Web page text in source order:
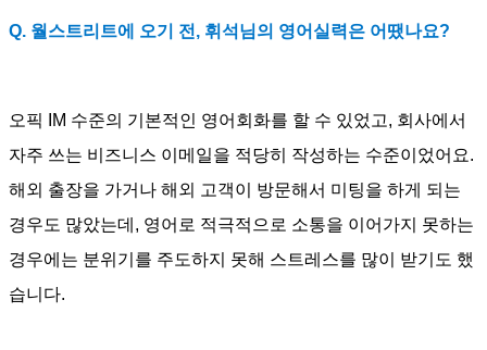
Q. 월스트리트에 오기 전, 휘석님의 영어실력은 어땠나요?
오픽 IM 수준의 기본적인 영어회화를 할 수 있었고, 회사에서
자주 쓰는 비즈니스 이메일을 적당히 작성하는 수준이었어요.
해외 출장을 가거나 해외 고객이 방문해서 미팅을 하게 되는
경우도 많았는데, 영어로 적극적으로 소통을 이어가지 못하는
경우에는 분위기를 주도하지 못해 스트레스를 많이 받기도 했
습니다.